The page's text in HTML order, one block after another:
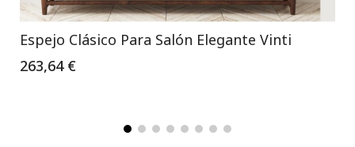
Espejo Clásico Para Salón Elegante Vinti
263,64 €